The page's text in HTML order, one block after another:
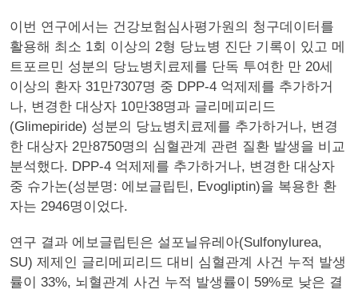
이번 연구에서는 건강보험심사평가원의 청구데이터를
활용해 최소 1회 이상의 2형 당뇨병 진단 기록이 있고 메
트포르민 성분의 당뇨병치료제를 단독 투여한 만 20세
이상의 환자 31만7307명 중 DPP-4 억제제를 추가하거
나, 변경한 대상자 10만38명과 글리메피리드
(Glimepiride) 성분의 당뇨병치료제를 추가하거나, 변경
한 대상자 2만8750명의 심혈관계 관련 질환 발생을 비교
분석했다. DPP-4 억제제를 추가하거나, 변경한 대상자
중 슈가논(성분명: 에보글립틴, Evogliptin)을 복용한 환
자는 2946명이었다.
연구 결과 에보글립틴은 설포닐유레아(Sulfonylurea,
SU) 제제인 글리메피리드 대비 심혈관계 사건 누적 발생
률이 33%, 뇌혈관계 사건 누적 발생률이 59%로 낮은 결